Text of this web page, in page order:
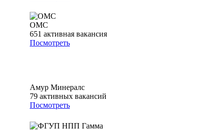
ОМС
651 активная вакансия
Посмотреть
Амур Минералс
79 активных вакансий
Посмотреть